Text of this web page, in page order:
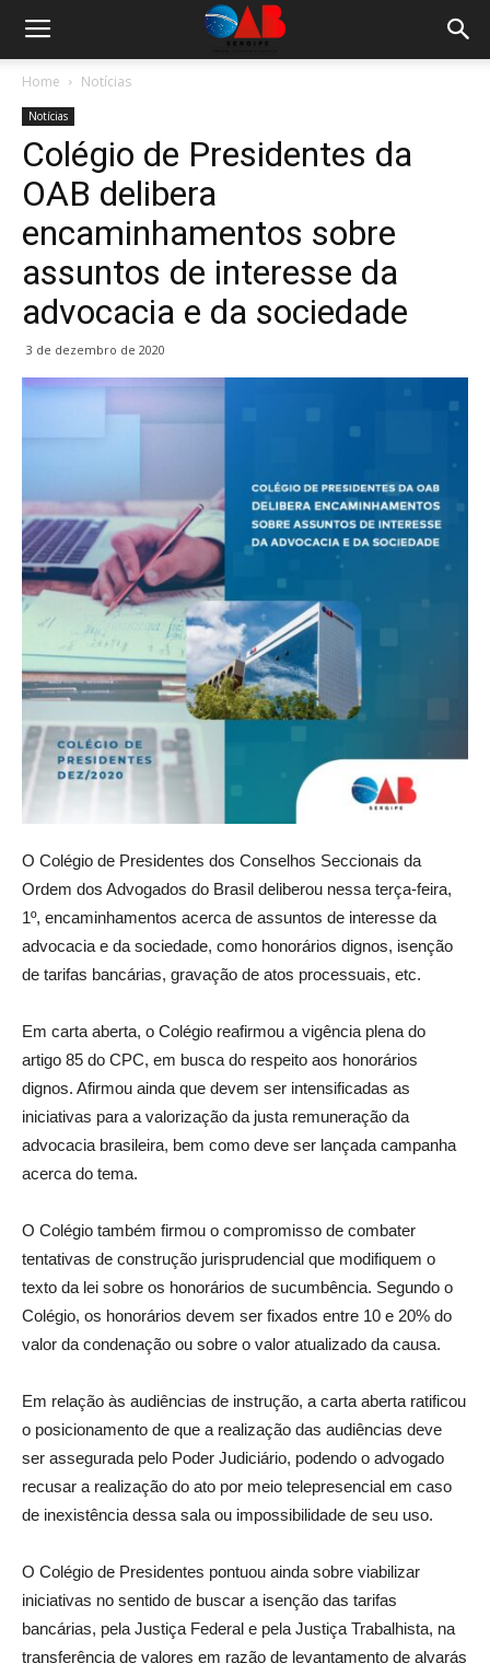
Home Notícias
Notícias
Colégio de Presidentes da
OAB delibera
encaminhamentos sobre
assuntos de interesse da
advocacia e da sociedade
3 de dezembro de 2020
O Colégio de Presidentes dos Conselhos Seccionais da
Ordem dos Advogados do Brasil deliberou nessa terça-feira,
1º, encaminhamentos acerca de assuntos de interesse da
advocacia e da sociedade, como honorários dignos, isenção
de tarifas bancárias, gravação de atos processuais, etc.
Em carta aberta, o Colégio reafirmou a vigência plena do
artigo 85 do CPC, em busca do respeito aos honorários
dignos. Afirmou ainda que devem ser intensificadas as
iniciativas para a valorização da justa remuneração da
advocacia brasileira, bem como deve ser lançada campanha
acerca do tema.
O Colégio também firmou o compromisso de combater
tentativas de construção jurisprudencial que modifiquem o
texto da lei sobre os honorários de sucumbência. Segundo o
Colégio, os honorários devem ser fixados entre 10 e 20% do
valor da condenação ou sobre o valor atualizado da causa.
Em relação às audiências de instrução, a carta aberta ratificou
o posicionamento de que a realização das audiências deve
ser assegurada pelo Poder Judiciário, podendo o advogado
recusar a realização do ato por meio telepresencial em caso
de inexistência dessa sala ou impossibilidade de seu uso.
O Colégio de Presidentes pontuou ainda sobre viabilizar
iniciativas no sentido de buscar a isenção das tarifas
bancárias, pela Justiça Federal e pela Justiça Trabalhista, na
transferência de valores em razão de levantamento de alvarás